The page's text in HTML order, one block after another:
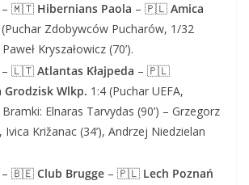
– 🇲🇹 Hibernians Paola – 🇵🇱 Amica
Zdobywców Pucharów, 1/32
Kryszałowicz (70’).
– 🇱🇹 Atlantas Kłajpeda – 🇵🇱
Grodzisk Wlkp. 1:4 (Puchar UEFA,
Elnaras Tarvydas (90’) – Grzegorz
Ivica Križanac (34’), Andrzej Niedzielan
– 🇧🇪 Club Brugge – 🇵🇱 Lech Poznań